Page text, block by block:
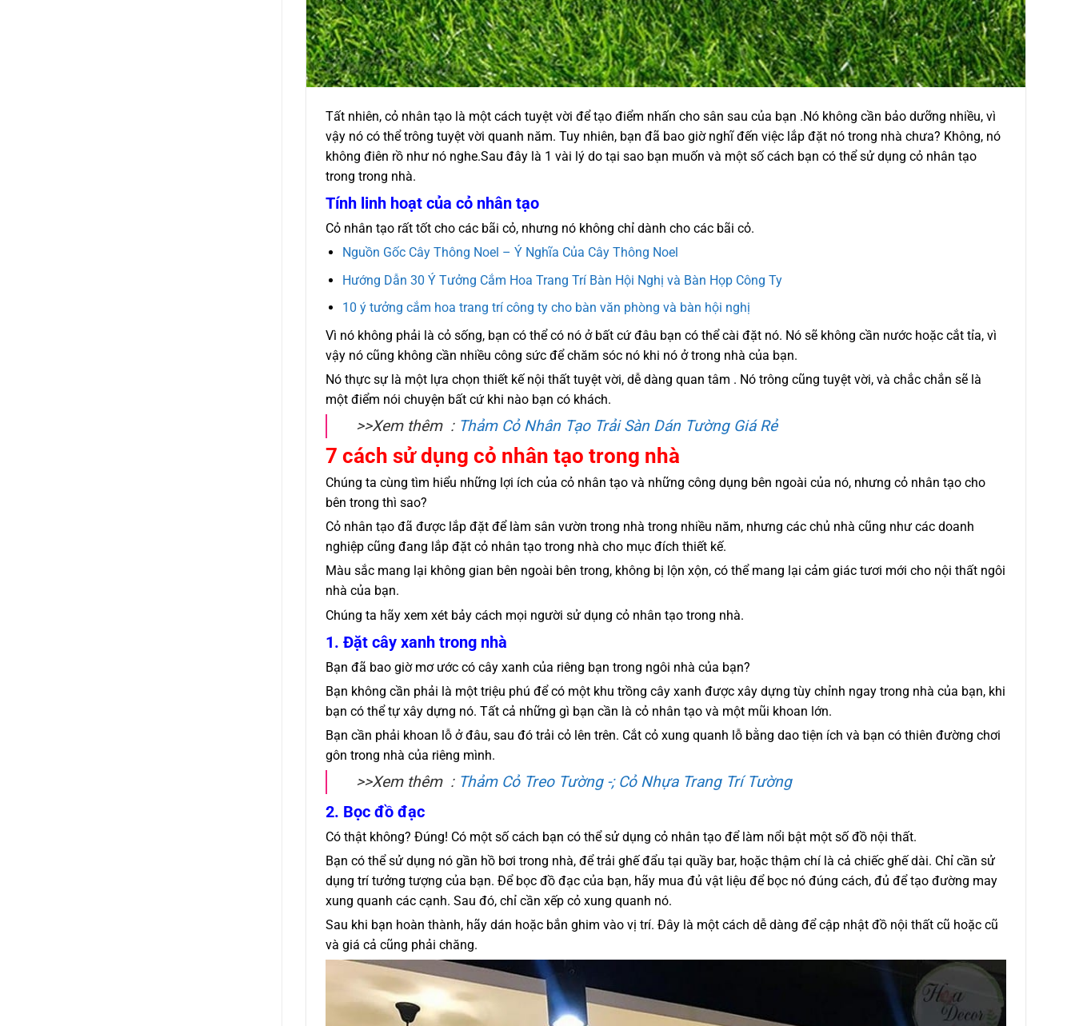
Tất nhiên, cỏ nhân tạo là một cách tuyệt vời để tạo điểm nhấn cho sân sau của bạn .Nó không cần bảo dưỡng nhiều, vì
vậy nó có thể trông tuyệt vời quanh năm. Tuy nhiên, bạn đã bao giờ nghĩ đến việc lắp đặt nó trong nhà chưa? Không, nó
không điên rồ như nó nghe.Sau đây là 1 vài lý do tại sao bạn muốn và một số cách bạn có thể sử dụng cỏ nhân tạo
trong trong nhà.
Tính linh hoạt của cỏ nhân tạo
Cỏ nhân tạo rất tốt cho các bãi cỏ, nhưng nó không chỉ dành cho các bãi cỏ.
Nguồn Gốc Cây Thông Noel – Ý Nghĩa Của Cây Thông Noel
Hướng Dẫn 30 Ý Tưởng Cắm Hoa Trang Trí Bàn Hội Nghị và Bàn Họp Công Ty
10 ý tưởng cắm hoa trang trí công ty cho bàn văn phòng và bàn hội nghị
Vì nó không phải là cỏ sống, bạn có thể có nó ở bất cứ đâu bạn có thể cài đặt nó. Nó sẽ không cần nước hoặc cắt tỉa, vì
vậy nó cũng không cần nhiều công sức để chăm sóc nó khi nó ở trong nhà của bạn.
Nó thực sự là một lựa chọn thiết kế nội thất tuyệt vời, dễ dàng quan tâm . Nó trông cũng tuyệt vời, và chắc chắn sẽ là
một điểm nói chuyện bất cứ khi nào bạn có khách.
>>Xem thêm : Thảm Cỏ Nhân Tạo Trải Sàn Dán Tường Giá Rẻ
7 cách sử dụng cỏ nhân tạo trong nhà
Chúng ta cùng tìm hiểu những lợi ích của cỏ nhân tạo và những công dụng bên ngoài của nó, nhưng cỏ nhân tạo cho
bên trong thì sao?
Cỏ nhân tạo đã được lắp đặt để làm sân vườn trong nhà trong nhiều năm, nhưng các chủ nhà cũng như các doanh
nghiệp cũng đang lắp đặt cỏ nhân tạo trong nhà cho mục đích thiết kế.
Màu sắc mang lại không gian bên ngoài bên trong, không bị lộn xộn, có thể mang lại cảm giác tươi mới cho nội thất ngôi
nhà của bạn.
Chúng ta hãy xem xét bảy cách mọi người sử dụng cỏ nhân tạo trong nhà.
1. Đặt cây xanh trong nhà
Bạn đã bao giờ mơ ước có cây xanh của riêng bạn trong ngôi nhà của bạn?
Bạn không cần phải là một triệu phú để có một khu trồng cây xanh được xây dựng tùy chỉnh ngay trong nhà của bạn, khi
bạn có thể tự xây dựng nó. Tất cả những gì bạn cần là cỏ nhân tạo và một mũi khoan lớn.
Bạn cần phải khoan lỗ ở đâu, sau đó trải cỏ lên trên. Cắt cỏ xung quanh lỗ bằng dao tiện ích và bạn có thiên đường chơi
gôn trong nhà của riêng mình.
>>Xem thêm : Thảm Cỏ Treo Tường -; Cỏ Nhựa Trang Trí Tường
2. Bọc đồ đạc
Có thật không? Đúng! Có một số cách bạn có thể sử dụng cỏ nhân tạo để làm nổi bật một số đồ nội thất.
Bạn có thể sử dụng nó gần hồ bơi trong nhà, để trải ghế đẩu tại quầy bar, hoặc thậm chí là cả chiếc ghế dài. Chỉ cần sử
dụng trí tưởng tượng của bạn. Để bọc đồ đạc của bạn, hãy mua đủ vật liệu để bọc nó đúng cách, đủ để tạo đường may
xung quanh các cạnh. Sau đó, chỉ cần xếp cỏ xung quanh nó.
Sau khi bạn hoàn thành, hãy dán hoặc bắn ghim vào vị trí. Đây là một cách dễ dàng để cập nhật đồ nội thất cũ hoặc cũ
và giá cả cũng phải chăng.